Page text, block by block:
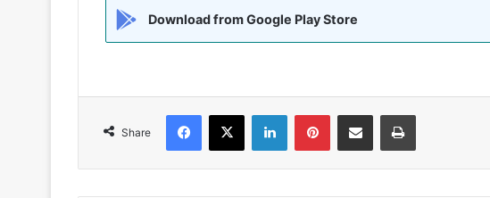
Download from Google Play Store
Share
Facebook
X LinkedInPinterestShare via Email Print